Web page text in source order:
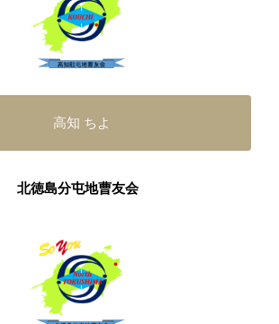
高知 ちよ
北徳島分屯地曹友会